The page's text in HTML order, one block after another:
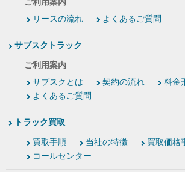
ご利用案内
リースの流れ
よくあるご質問
サブスクトラック
ご利用案内
サブスクとは
契約の流れ
料金
よくあるご質問
トラック買取
買取手順 当社の特徴
買取価格
コールセンター